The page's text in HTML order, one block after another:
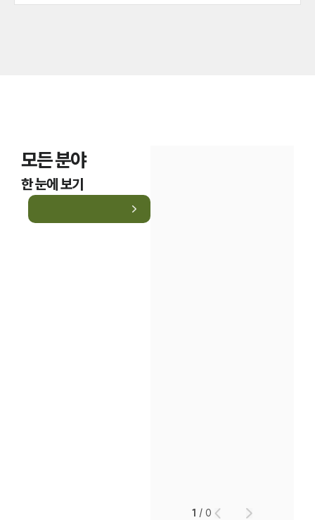
모든 분야
한 눈에 보기
1 /0